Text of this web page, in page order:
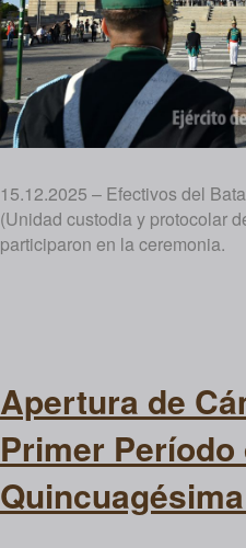
15.12.2025 – Efectivos del
(Unidad custodia y protocolar
participaron en la ceremonia.
Apertura de
Primer Período